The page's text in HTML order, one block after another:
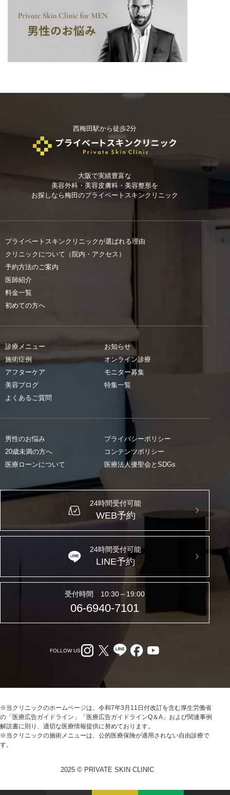
西梅田駅から徒歩2分
大阪で実績豊富な
美容外科・美容皮膚科・美容整形を
お探しなら梅田のプライベートスキンクリニック
プライベートスキンクリニックが選ばれる理由
クリニックについて（院内・アクセス）
予約方法のご案内
医師紹介
料金一覧
初めての方へ
診療メニュー
施術症例
アフターケア
美容ブログ
よくあるご質問
お知らせ
オンライン診療
モニター募集
特集一覧
男性のお悩み
20歳未満の方へ
医療ローンについて
プライバシーポリシー
コンテンツポリシー
医療法人優聖会とSDGs
24時間受付可能
WEB予約
24時間受付可能
LINE予約
受付時間 10:30～19:00
06-6940-7101
FOLLOW US
※当クリニックのホームページは、令和7年3月11日付改訂を含む厚生労働省
の「医療広告ガイドライン」「医療広告ガイドラインQ＆A」および関連事例
解説書に則り、適切な医療情報提供に努めております。
※当クリニックの施術メニューは、公的医療保険が適用されない自由診療で
す。
2025 © PRIVATE SKIN CLINIC